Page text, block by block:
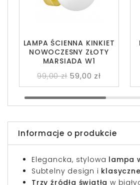
LAMPA ŚCIENNA KINKIET
NOWOCZESNY ZŁOTY
MARSIADA W1
99,00 zł 59,00 zł
Informacje o produkcie
Elegancka, stylowa lampa
Subtelny design i
Trzy źródła światła w